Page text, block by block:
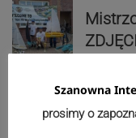
Bracia
Szanowna
prosimy o